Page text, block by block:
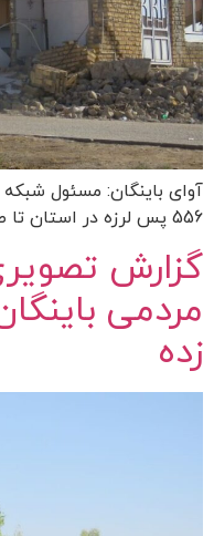
آوای باینگان: مسئول شبکه
556 پس لرزه در استان تا صبح امروز(27 آبان) خبر داد.
گزارش
مردمی
زده